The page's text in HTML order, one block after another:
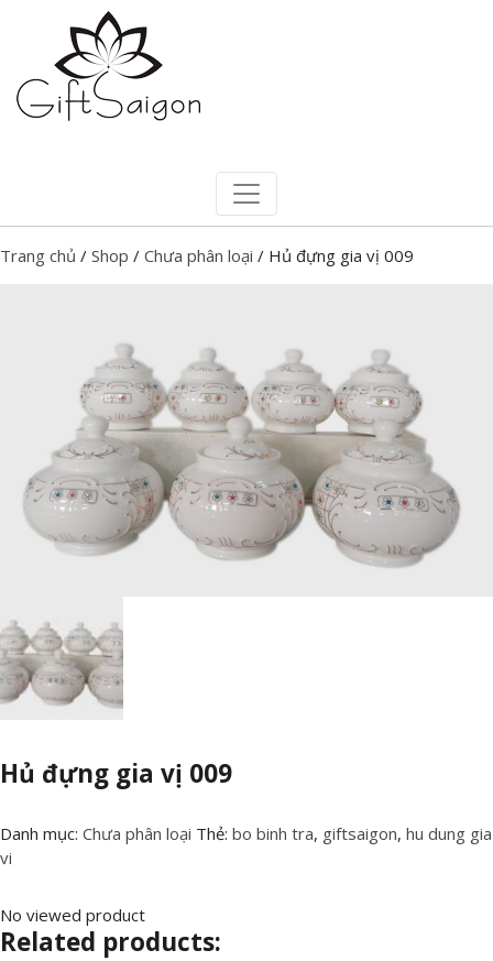
Trang chủ / Shop / Chưa phân loại / Hủ đựng gia vị 009
Hủ đựng gia vị 009
Danh mục: Chưa phân loại Thẻ: bo binh tra, giftsaigon, hu dung gia
vi
No viewed product
Related products: